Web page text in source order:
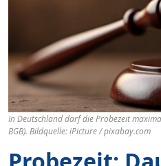
In Deutschland darf die Probezeit
BGB). Bildquelle: iPicture / pixabay.com